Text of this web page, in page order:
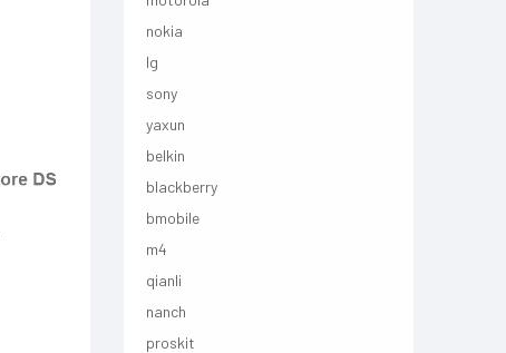
nokia
lg
sony
yaxun
belkin
blackberry
bmobile
m4
qianli
nanch
proskit